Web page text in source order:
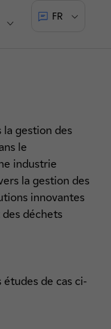
FR
la gestion des
le
industrie
la gestion des
innovantes
des déchets
de cas ci-